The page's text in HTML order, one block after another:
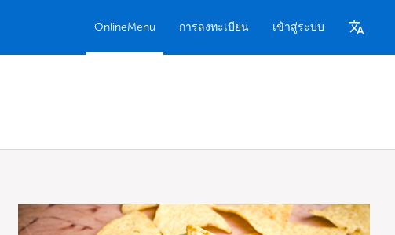
OnlineMenu การลงทะเบียน เข้าสู่ระบบ